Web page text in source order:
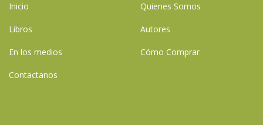
Inicio Quienes Somos
Libros Autores
En los medios Cómo Comprar
Contactanos